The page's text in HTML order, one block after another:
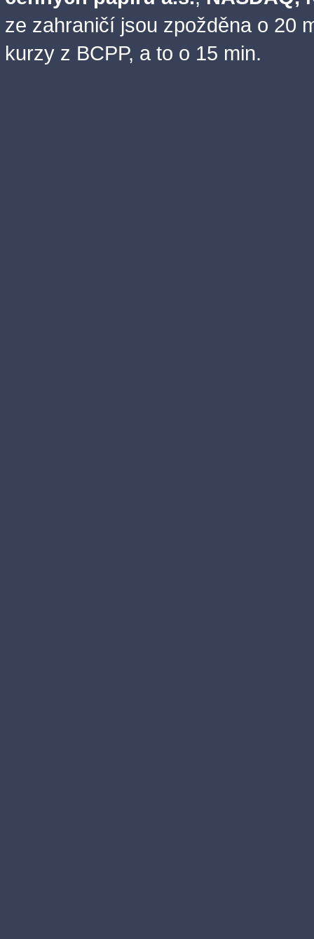
ze zahraničí jsou zpožděna o 20
kurzy z BCPP, a to o 15 min.